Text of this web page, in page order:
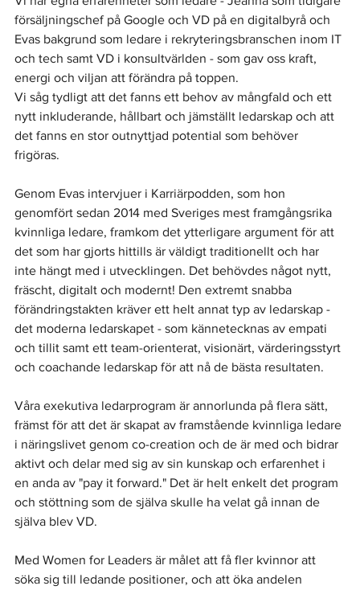
försäljningschef på Google och VD på en digitalbyrå och
Evas bakgrund som ledare i rekryteringsbranschen inom IT
och tech samt VD i konsultvärlden - som gav oss kraft,
energi och viljan att förändra på toppen.
Vi såg tydligt att det fanns ett behov av mångfald och ett
nytt inkluderande, hållbart och jämställt ledarskap och att
det fanns en stor outnyttjad potential som behöver
frigöras.
Genom Evas intervjuer i Karriärpodden, som hon
genomfört sedan 2014 med Sveriges mest framgångsrika
kvinnliga ledare, framkom det ytterligare argument för att
det som har gjorts hittills är väldigt traditionellt och har
inte hängt med i utvecklingen. Det behövdes något nytt,
fräscht, digitalt och modernt! Den extremt snabba
förändringstakten kräver ett helt annat typ av ledarskap -
det moderna ledarskapet - som kännetecknas av empati
och tillit samt ett team-orienterat, visionärt, värderingsstyrt
och coachande ledarskap för att nå de bästa resultaten.
Våra exekutiva ledarprogram är annorlunda på flera sätt,
främst för att det är skapat av framstående kvinnliga ledare
i näringslivet genom co-creation och de är med och bidrar
aktivt och delar med sig av sin kunskap och erfarenhet i
en anda av "pay it forward." Det är helt enkelt det program
och stöttning som de själva skulle ha velat gå innan de
själva blev VD.
Med Women for Leaders är målet att få fler kvinnor att
söka sig till ledande positioner, och att öka andelen